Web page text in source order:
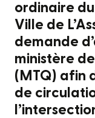
ordinaire
Ville de
demande
ministère
(MTQ) afin
de